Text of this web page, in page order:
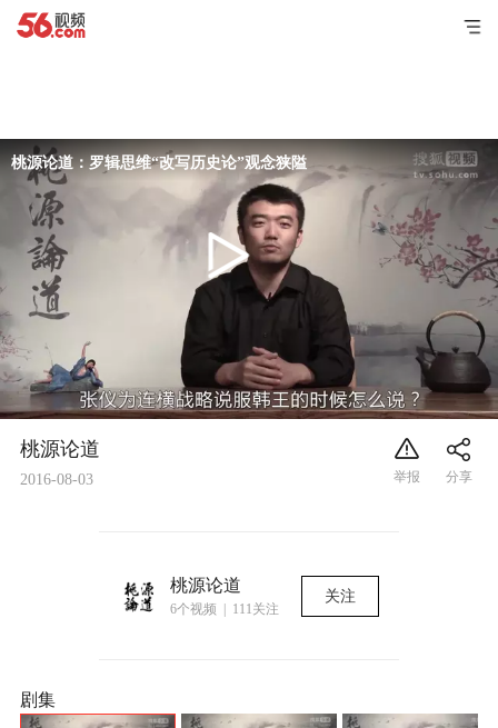
桃源论道：罗辑思维“改写历史论”观念狭隘
桃源论道
2016-08-03
桃源论道
6个视频 | 111关注
关注
剧集